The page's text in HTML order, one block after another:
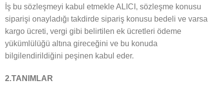
İş bu sözleşmeyi kabul etmekle ALICI, sözleşme konusu
siparişi onayladığı takdirde sipariş konusu bedeli ve varsa
kargo ücreti, vergi gibi belirtilen ek ücretleri ödeme
yükümlülüğü altına gireceğini ve bu konuda
bilgilendirildiğini peşinen kabul eder.
2.TANIMLAR